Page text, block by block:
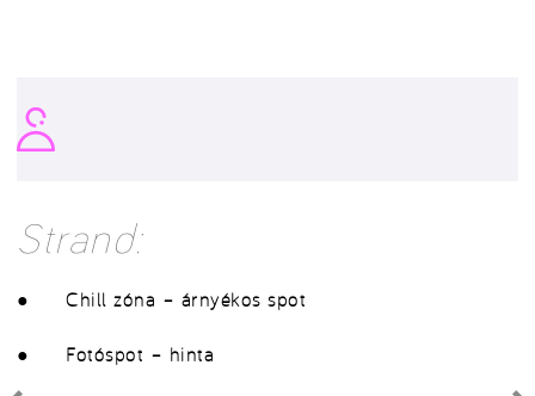
Strand:
● Chill zóna – árnyékos spot
● Fotóspot – hinta